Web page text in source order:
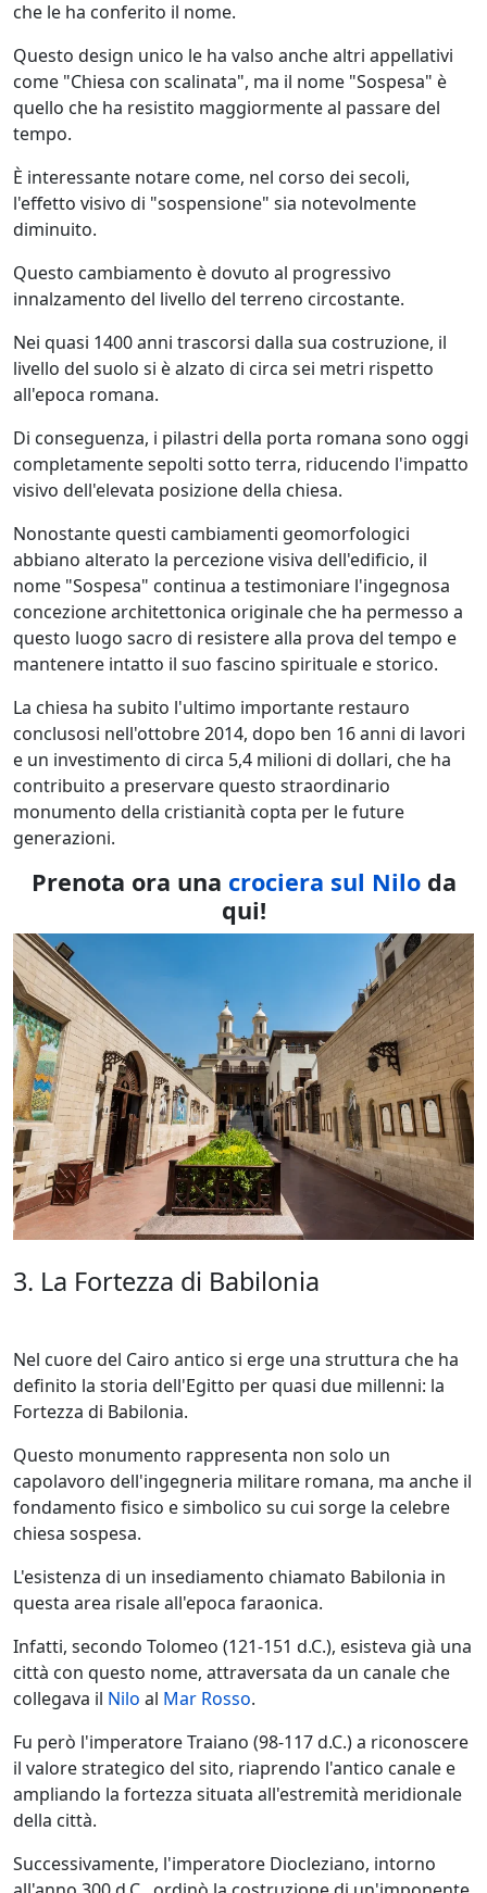
che le ha conferito il nome.
Questo design unico le ha valso anche altri appellativi
come "Chiesa con scalinata", ma il nome "Sospesa" è
quello che ha resistito maggiormente al passare del
tempo.
È interessante notare come, nel corso dei secoli,
l'effetto visivo di "sospensione" sia notevolmente
diminuito.
Questo cambiamento è dovuto al progressivo
innalzamento del livello del terreno circostante.
Nei quasi 1400 anni trascorsi dalla sua costruzione, il
livello del suolo si è alzato di circa sei metri rispetto
all'epoca romana.
Di conseguenza, i pilastri della porta romana sono oggi
completamente sepolti sotto terra, riducendo l'impatto
visivo dell'elevata posizione della chiesa.
Nonostante questi cambiamenti geomorfologici
abbiano alterato la percezione visiva dell'edificio, il
nome "Sospesa" continua a testimoniare l'ingegnosa
concezione architettonica originale che ha permesso a
questo luogo sacro di resistere alla prova del tempo e
mantenere intatto il suo fascino spirituale e storico.
La chiesa ha subito l'ultimo importante restauro
conclusosi nell'ottobre 2014, dopo ben 16 anni di lavori
e un investimento di circa 5,4 milioni di dollari, che ha
contribuito a preservare questo straordinario
monumento della cristianità copta per le future
generazioni.
Prenota ora una crociera sul Niloda
qui!
3. La Fortezza di Babilonia
Nel cuore del Cairo antico si erge una struttura che ha
definito la storia dell'Egitto per quasi due millenni: la
Fortezza di Babilonia.
Questo monumento rappresenta non solo un
capolavoro dell'ingegneria militare romana, ma anche il
fondamento fisico e simbolico su cui sorge la celebre
chiesa sospesa.
L'esistenza di un insediamento chiamato Babilonia in
questa area risale all'epoca faraonica.
Infatti, secondo Tolomeo (121-151 d.C.), esisteva già una
città con questo nome, attraversata da un canale che
collegava il Nilo al Mar Rosso.
Fu però l'imperatore Traiano (98-117 d.C.) a riconoscere
il valore strategico del sito, riaprendo l'antico canale e
ampliando la fortezza situata all'estremità meridionale
della città.
Successivamente, l'imperatore Diocleziano, intorno